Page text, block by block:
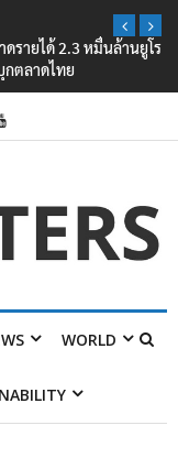
รายได้ 2.3 หมื่นล้านยูโร
กตลาดไทย
WORLD